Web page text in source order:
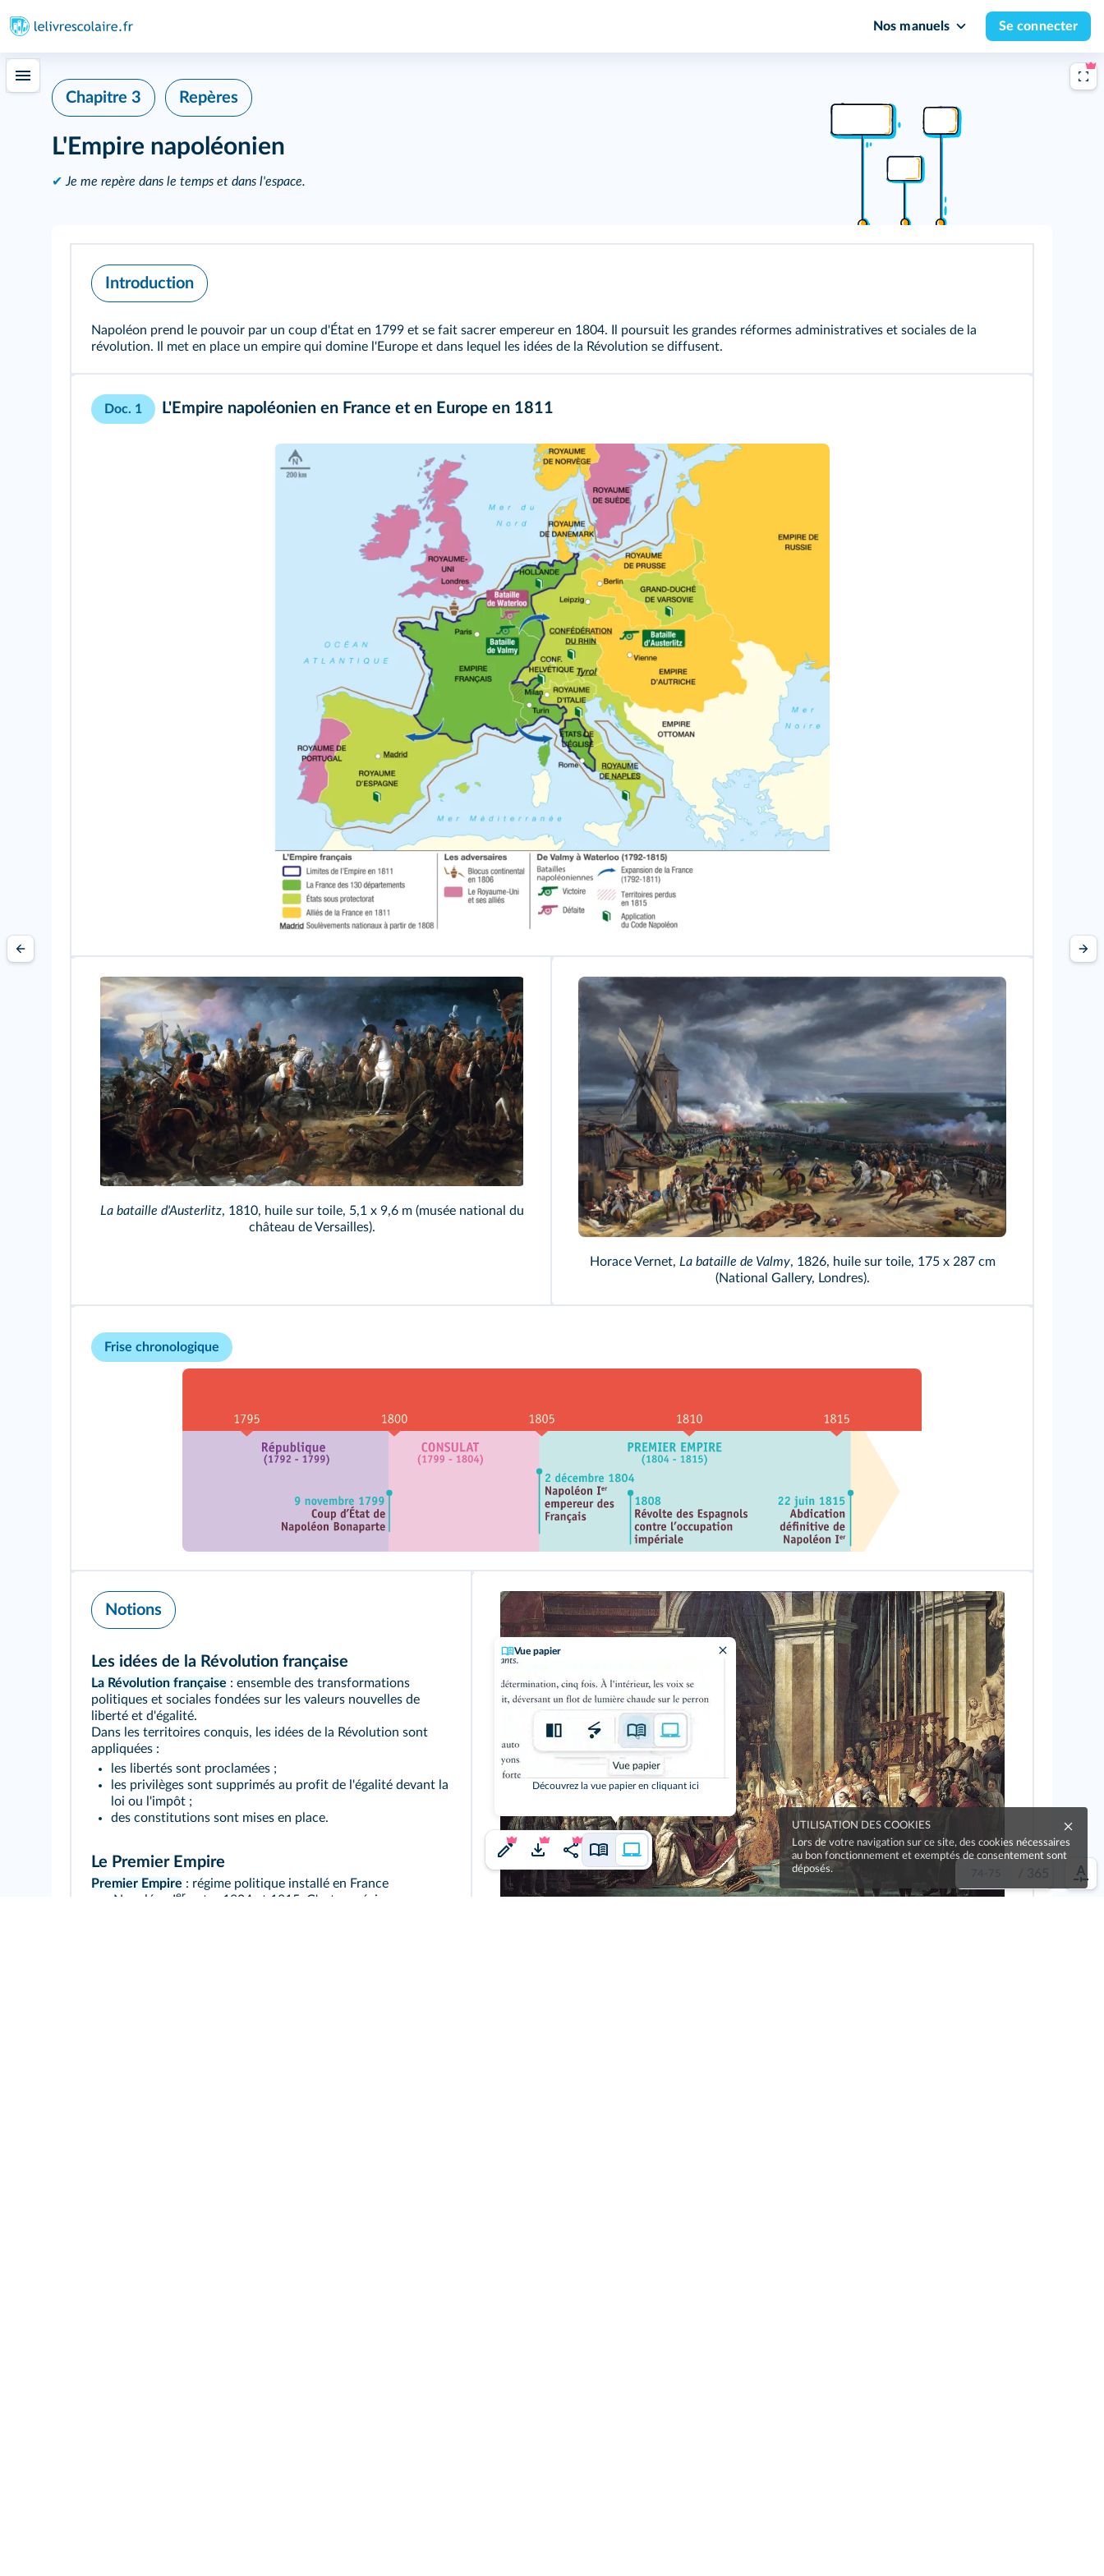
Nos manuels Se connecter
/ 365
Vue papier
Découvrez la vue papier en cliquant ici
Chapitre 3 Repères
L'Empire napoléonien
✔ Je me repère dans le temps et dans l'espace.
Introduction
Napoléon prend le pouvoir par un coup d'État en 1799 et se fait sacrer empereur en 1804. Il poursuit les grandes réformes administratives et sociales de la
révolution. Il met en place un empire qui domine l'Europe et dans lequel les idées de la Révolution se diffusent.
Doc. 1 L'Empire napoléonien en France et en Europe en 1811
La bataille d'Austerlitz, 1810, huile sur toile, 5,1 x 9,6 m (musée national du
château de Versailles).
Horace Vernet, La bataille de Valmy, 1826, huile sur toile, 175 x 287 cm
(National Gallery, Londres).
Frise chronologique
Notions
Les idées de la Révolution française
La Révolution française : ensemble des transformations
politiques et sociales fondées sur les valeurs nouvelles de
liberté et d'égalité.
Dans les territoires conquis, les idées de la Révolution sont
appliquées :
les libertés sont proclamées ;
les privilèges sont supprimés au profit de l'égalité devant la
loi ou l'impôt ;
des constitutions sont mises en place.
Le Premier Empire
Premier Empire : régime politique installé en France
par Napoléon Ier entre 1804 et 1815. C'est un régime
UTILISATION DES COOKIES
Lors de votre navigation sur ce site, des cookies nécessaires
au bon fonctionnement et exemptés de consentement sont
déposés.